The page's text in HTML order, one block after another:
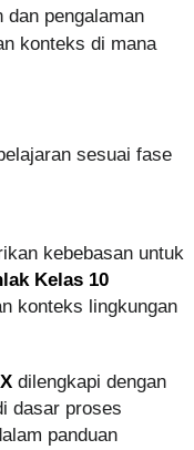
dan pengalaman
konteks di mana
sesuai fase
kebebasan untuk
Kelas 10
konteks lingkungan
dilengkapi dengan
dasar proses
panduan